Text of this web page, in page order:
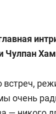
Чулпан
очень